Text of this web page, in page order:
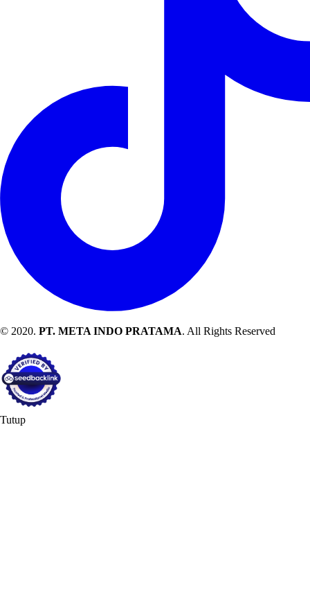
© 2020. PT. META INDO PRATAMA. All Rights Reserved
Tutup